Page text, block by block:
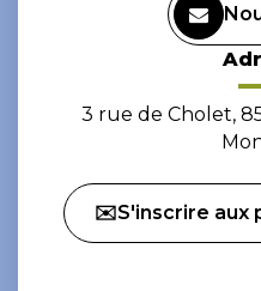
3 rue de Cholet,
✉️S'inscrire aux